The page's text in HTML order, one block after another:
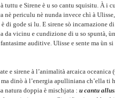
tuttu e Sirene è u so cantu squisitu. À i
nè periculu nè nunda invece chì à
di gode si lu. E sirene sò incarnazione
da vicinu e cundizione di u so spuntà,
auditive. Ulisse e sente ma ùn
e sirene à l’animalità arcaica
dinò à l’energia apulliniana ch’ella ti
natura doppia è mischjata : u cantu